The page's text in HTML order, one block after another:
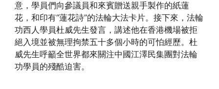
意，學員們向參議員和來賓贈送親手製作的紙蓮
花，和印有“蓮花詩”的法輪大法卡片。接下來，法輪
功西人學員杜威先生發言，講述他在香港機場被拒
絕入境並被無理拘禁五十多個小時的可怕經歷。杜
威先生呼籲全世界都來關注中國江澤民集團對法輪
功學員的殘酷迫害。